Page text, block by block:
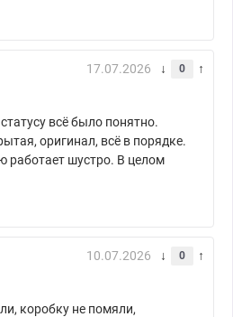
17.07.2026 0
всё было понятно.
оригинал, всё в порядке.
работает шустро. В целом
10.07.2026 0
коробку не помяли,